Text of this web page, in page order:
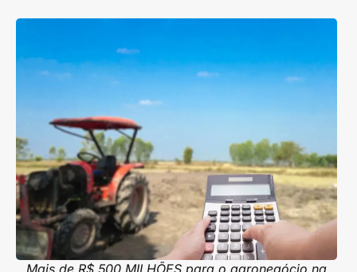
Mais de R$ 500 MILHÕES para o agronegócio na